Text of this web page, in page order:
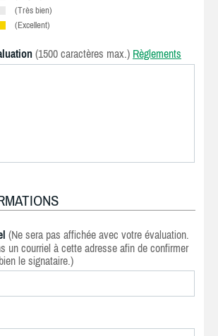
(Très bien)
(Excellent)
(1500 caractères max.) Règlements
(Ne sera pas affichée avec votre évaluation.
un courriel à cette adresse afin de confirmer
le signataire.)